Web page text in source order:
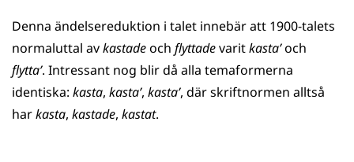
Denna ändelsereduktion i talet innebär att 1900-talets
normaluttal avkastadeoch flyttadevaritkasta’och
flytta’. Intressant nog blir då alla temaformerna
identiska: kasta, kasta’, kasta’, där skriftnormen alltså
harkasta, kastade, kastat.